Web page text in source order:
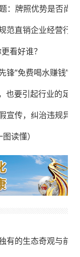
牌照优势是否尚存
直销企业经营行为
看好谁？
锋“免费喝水赚钱”靠
也要引起行业的足
宣传，纠治违规异
读懂）
有的生态奇观与前